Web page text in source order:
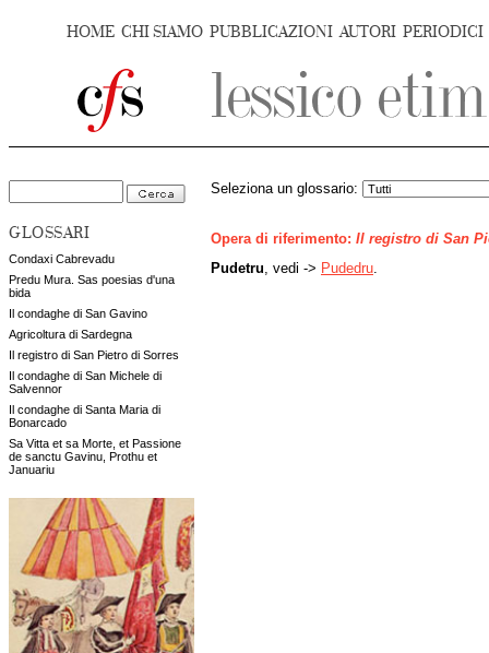
HOME CHI SIAMO PUBBLICAZIONI AUTORI PERIODICI
GLOSSARI
Condaxi Cabrevadu
Predu Mura. Sas poesias d'una
bida
Il condaghe di San Gavino
Agricoltura di Sardegna
Il registro di San Pietro di Sorres
Il condaghe di San Michele di
Salvennor
Il condaghe di Santa Maria di
Bonarcado
Sa Vitta et sa Morte, et Passione
de sanctu Gavinu, Prothu et
Januariu
Seleziona un glossario:
Opera di riferimento: Il registro di San
Pudetru , vedi -> Pudedru